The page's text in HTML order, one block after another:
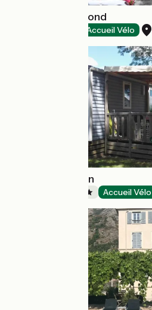
Hôtel du Crêt-Rond
Accueil Vélo
Camping d'Autun
Accueil Vélo